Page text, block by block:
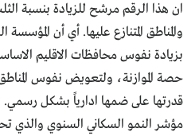
ان هذا الرقم مرشح للزيادة بنسبة
والمناطق المتنازع عليها. أي أن
بزيادة نفوس محافظات الاقليم
حصة الموازنة، ولتعويض نفوس المناطق
قدرتها على ضمها ادارياً بشكل